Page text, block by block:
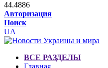
44.4886
Авторизация
Поиск
UA
ВСЕ РАЗДЕЛЫ
Главная